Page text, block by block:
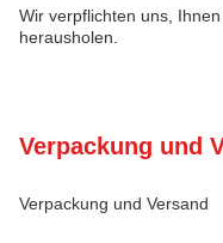
Wir verpflichten uns,
herausholen.
Verpackung und
Verpackung und Versand